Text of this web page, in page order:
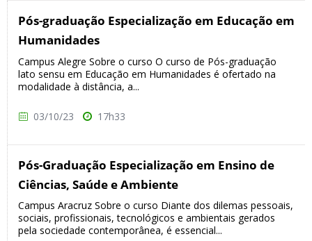
Pós-graduação Especialização em Educação em
Humanidades
Campus Alegre Sobre o curso O curso de Pós-graduação
lato sensu em Educação em Humanidades é ofertado na
modalidade à distância, a...
03/10/23 17h33
Pós-Graduação Especialização em Ensino de
Ciências, Saúde e Ambiente
Campus Aracruz Sobre o curso Diante dos dilemas pessoais,
sociais, profissionais, tecnológicos e ambientais gerados
pela sociedade contemporânea, é essencial...